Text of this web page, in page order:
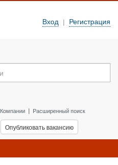
Вход | Регистрация
Компании| Расширенный поиск
Опубликовать вакансию